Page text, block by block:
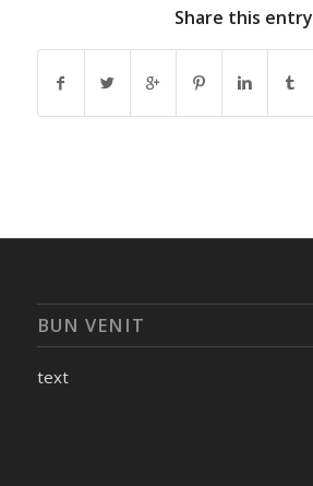
Share this entry
BUN VENIT
text